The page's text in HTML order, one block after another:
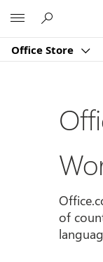
Office Store
of